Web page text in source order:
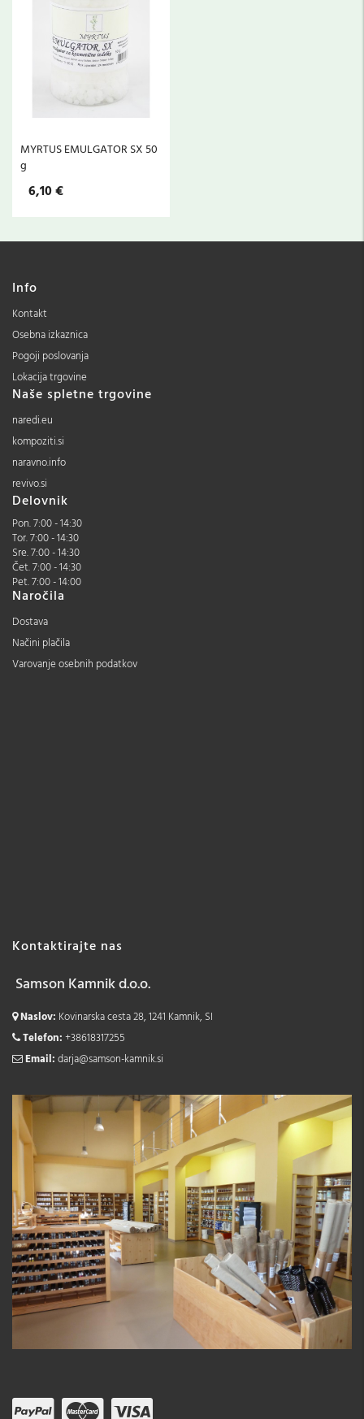
MYRTUS EMULGATOR SX 50
g
6,10 €
Info
Kontakt
Osebna izkaznica
Pogoji poslovanja
Lokacija trgovine
Naše spletne trgovine
naredi.eu
kompoziti.si
naravno.info
revivo.si
Delovnik
Pon. 7:00 - 14:30
Tor. 7:00 - 14:30
Sre. 7:00 - 14:30
Čet. 7:00 - 14:30
Pet. 7:00 - 14:00
Naročila
Dostava
Načini plačila
Varovanje osebnih podatkov
Kontaktirajte nas
Samson Kamnik d.o.o.
Naslov: Kovinarska cesta 28, 1241 Kamnik, SI
Telefon:+38618317255
Email:darja@samson-kamnik.si